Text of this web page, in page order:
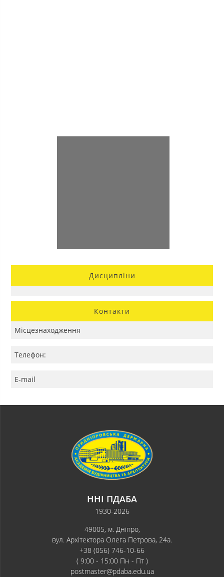
Дисципліни
Контакти
Місцезнаходження
Телефон:
E-mail
ННІ ПДАБА
1930-2026
49005, м. Дніпро,
вул. Архітектора Олега Петрова, 24а.
+38 (056) 746-10-66
( 9:00 - 15:00 Пн - Пт )
postmaster@pdaba.edu.ua